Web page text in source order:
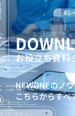
お役立ち資料
NEWONEのノ
こちらからす